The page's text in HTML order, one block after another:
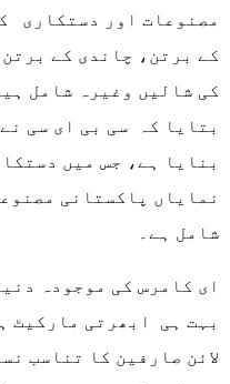
مصنوعات اور دستکاری
کے برتن، چاندی کے
کی شالیں وغیرہ شامل
بتایا کہ سی بی ای سی
بنایا ہے، جس میں
نمایاں پاکستانی
شامل ہے۔
ای کامرس کی موجودہ
بہت ہی ابھرتی مارکیٹ
لائن صارفین کا تناسب